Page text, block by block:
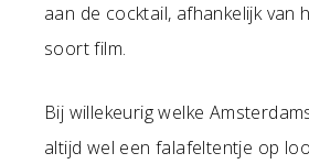
aan de cocktail, afhankelijk van
soort film.
Bij willekeurig welke
altijd wel een falafeltentje op